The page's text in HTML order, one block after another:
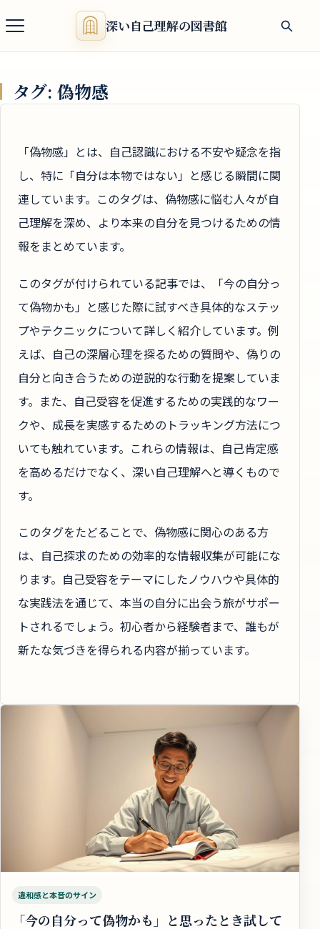
深い自己理解の図書館
タグ: 偽物感
「偽物感」とは、自己認識における不安や疑念を指
し、特に「自分は本物ではない」と感じる瞬間に関
連しています。このタグは、偽物感に悩む人々が自
己理解を深め、より本来の自分を見つけるための情
報をまとめています。
このタグが付けられている記事では、「今の自分っ
て偽物かも」と感じた際に試すべき具体的なステッ
プやテクニックについて詳しく紹介しています。例
えば、自己の深層心理を探るための質問や、偽りの
自分と向き合うための逆説的な行動を提案していま
す。また、自己受容を促進するための実践的なワー
クや、成長を実感するためのトラッキング方法につ
いても触れています。これらの情報は、自己肯定感
を高めるだけでなく、深い自己理解へと導くもので
す。
このタグをたどることで、偽物感に関心のある方
は、自己探求のための効率的な情報収集が可能にな
ります。自己受容をテーマにしたノウハウや具体的
な実践法を通じて、本当の自分に出会う旅がサポー
トされるでしょう。初心者から経験者まで、誰もが
新たな気づきを得られる内容が揃っています。
違和感と本音のサイン
「今の自分って偽物かも」と思ったとき試して